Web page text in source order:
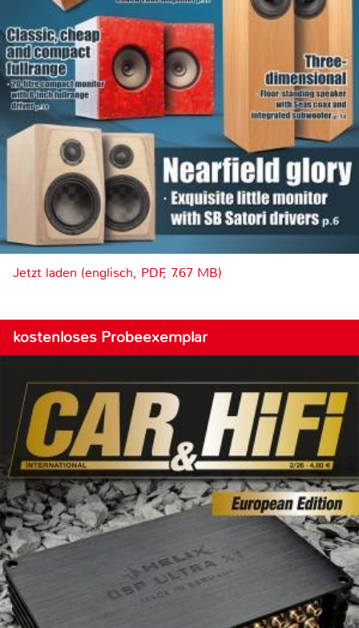
Jetzt laden (englisch, PDF, 7.67 MB)
kostenloses Probeexemplar